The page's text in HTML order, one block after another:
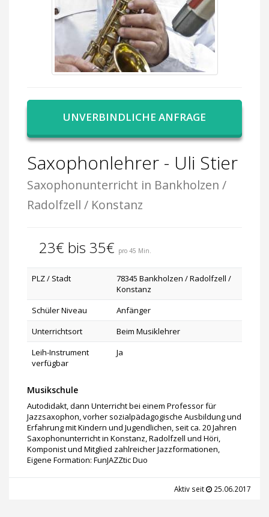
UNVERBINDLICHE ANFRAGE
Saxophonlehrer - Uli Stier
Saxophonunterricht in Bankholzen /
Radolfzell / Konstanz
23€ bis 35€ pro 45 Min.
PLZ / Stadt
78345 Bankholzen / Radolfzell /
Konstanz
Schüler Niveau
Anfänger
Unterrichtsort
Beim Musiklehrer
Leih-Instrument
verfügbar
Ja
Musikschule
Autodidakt, dann Unterricht bei einem Professor für
Jazzsaxophon, vorher sozialpädagogische Ausbildung und
Erfahrung mit Kindern und Jugendlichen, seit ca. 20 Jahren
Saxophonunterricht in Konstanz, Radolfzell und Höri,
Komponist und Mitglied zahlreicher Jazzformationen,
Eigene Formation: FunJAZZtic Duo
Aktiv seit 25.06.2017